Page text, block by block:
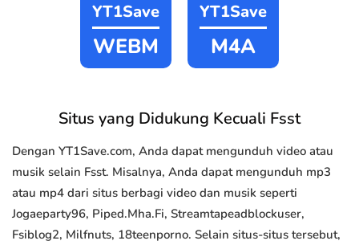
YT1Save
WEBM
YT1Save
M4A
Situs yang Didukung Kecuali Fsst
Dengan YT1Save.com, Anda dapat mengunduh video atau
musik selain Fsst. Misalnya, Anda dapat mengunduh mp3
atau mp4 dari situs berbagi video dan musik seperti
Jogaeparty96, Piped.Mha.Fi, Streamtapeadblockuser,
Fsiblog2, Milfnuts, 18teenporno. Selain situs-situs tersebut,